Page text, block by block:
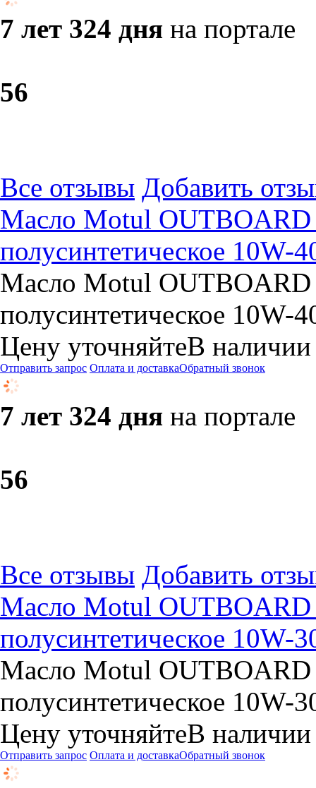
7 лет 324 дня на портале
56
Все отзывы Добавить
Масло Motul
полусинтетическое 10W-
Масло Motul
полусинтетическое 10W-
Цену уточняйтеВ наличии
Отправить запрос Оплата и доставкаОбратный звонок
7 лет 324 дня на портале
56
Все отзывы Добавить
Масло Motul
полусинтетическое 10W-
Масло Motul
полусинтетическое 10W-
Цену уточняйтеВ наличии
Отправить запрос Оплата и доставкаОбратный звонок